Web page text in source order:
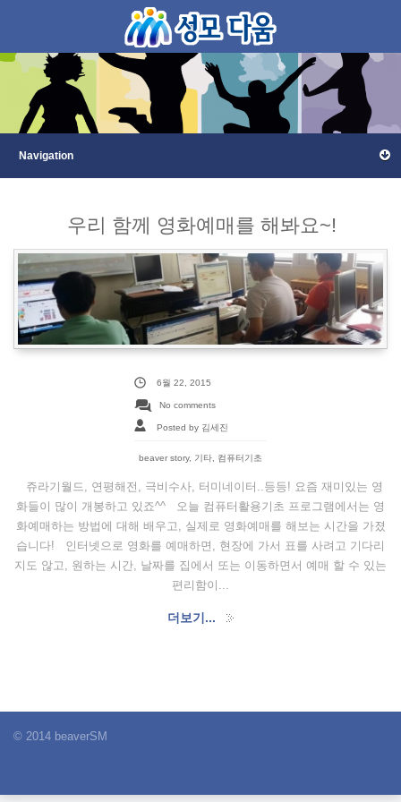
우리 함께 영화예매를 해봐요~!
6월 22, 2015
No comments
Posted by 김세진
beaver story, 기타 컴퓨터기초
쥬라기월드, 연평해전, 극비수사, 터미네이터..등등! 요즘 재미있는 영
화들이 많이 개봉하고 있죠^^ 오늘 컴퓨터활용기초 프로그램에서는 영
화예매하는 방법에 대해 배우고, 실제로 영화예매를 해보는 시간을 가졌
습니다! 인터넷으로 영화를 예매하면, 현장에 가서 표를 사려고 기다리
지도 않고, 원하는 시간, 날짜를 집에서 또는 이동하면서 예매 할 수 있는
편리함이...
더보기...
© 2014 beaverSM